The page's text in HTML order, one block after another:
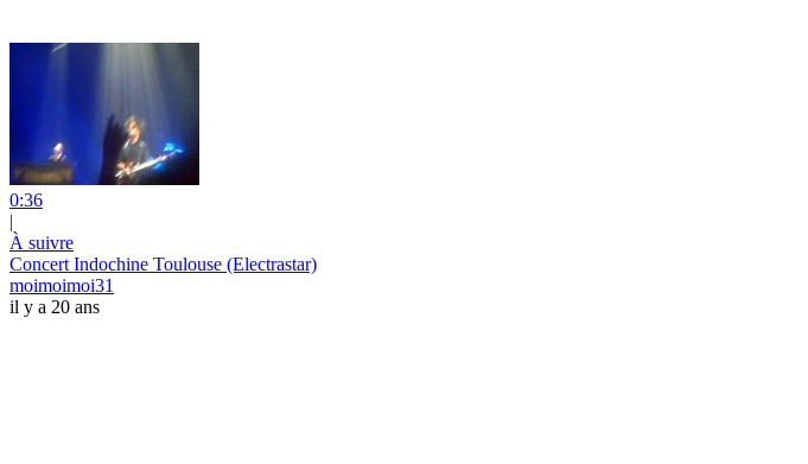
0:36
|
À suivre
Concert Indochine Toulouse (Electrastar)
moimoimoi31
il y a 20 ans